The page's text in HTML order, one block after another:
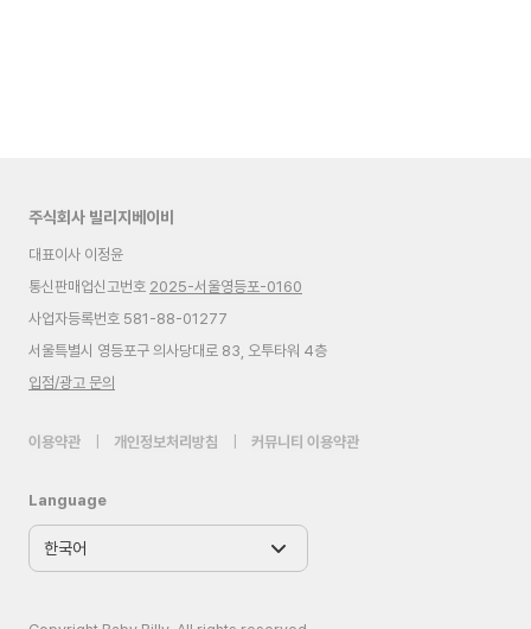
주식회사 빌리지베이비
대표이사 이정윤
통신판매업신고번호 2025-서울영등포-0160
사업자등록번호 581-88-01277
서울특별시 영등포구 의사당대로 83, 오투타워 4층
입점/광고 문의
이용약관 개인정보처리방침 커뮤니티 이용약관
Language